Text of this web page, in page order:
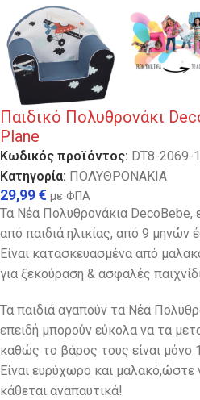
Παιδικό Πολυθρονάκι
Plane
Κωδικός προϊόντος: DT8-2069-1
Κατηγορία: ΠΟΛΥΘΡΟΝΑΚΙΑ
29,99€ με ΦΠΑ
Τα Νέα Πολυθρονάκια DecoBebe,
από παιδιά ηλικίας, από 9 μηνών
Είναι κατασκευασμένα από
για ξεκούραση & ασφαλές
Τα παιδιά αγαπούν τα Νέα
επειδή μπορούν εύκολα να τα
καθώς το βάρος τους είναι μόνο
Eίναι ευρύχωρο και μαλακό,ώστε
κάθεται αναπαυτικά!